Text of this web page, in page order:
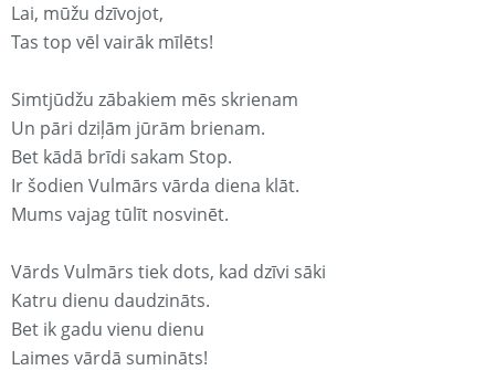
Lai, mūžu dzīvojot,
Tas top vēl vairāk mīlēts!
Simtjūdžu zābakiem mēs skrienam
Un pāri dziļām jūrām brienam.
Bet kādā brīdi sakam Stop.
Ir šodien Vulmārs vārda diena klāt.
Mums vajag tūlīt nosvinēt.
Vārds Vulmārs tiek dots, kad dzīvi sāki
Katru dienu daudzināts.
Bet ik gadu vienu dienu
Laimes vārdā sumināts!